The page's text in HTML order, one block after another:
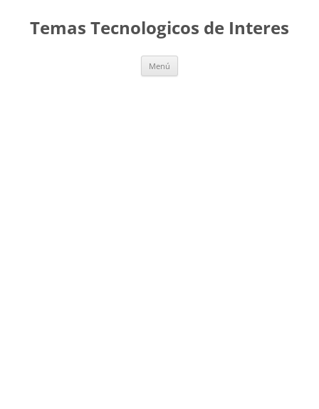
contenido
Temas Tecnologicos de Interes
Menú